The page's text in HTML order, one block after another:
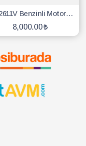
Ital 2611V Benzinli Motorlu Testere İnce Pala 25cm
8,000.00